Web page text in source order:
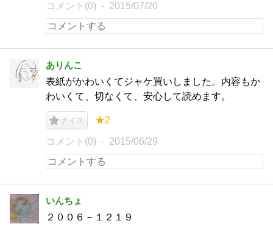
コメント(0) 2015/07/20
ありんこ
表紙がかわいくてジャケ買いしました。内容もか
わいくて、切なくて、安心して読めます。
ナイス ★2
コメント(0) 2015/06/29
いんちょ
２００６－１２１９